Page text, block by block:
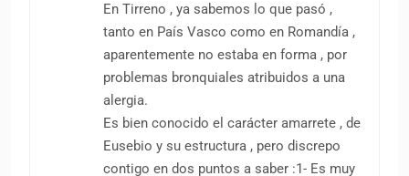
En Tirreno , ya sabemos lo que pasó ,
tanto en País Vasco como en Romandía ,
aparentemente no estaba en forma , por
problemas bronquiales atribuidos a una
alergia.
Es bien conocido el carácter amarrete , de
Eusebio y su estructura , pero discrepo
contigo en dos puntos a saber :1- Es muy